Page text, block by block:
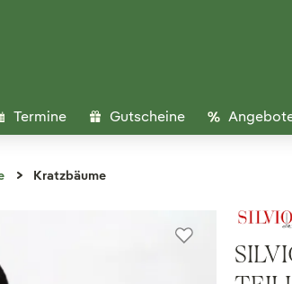
Termine Gutscheine
Kratzbäume